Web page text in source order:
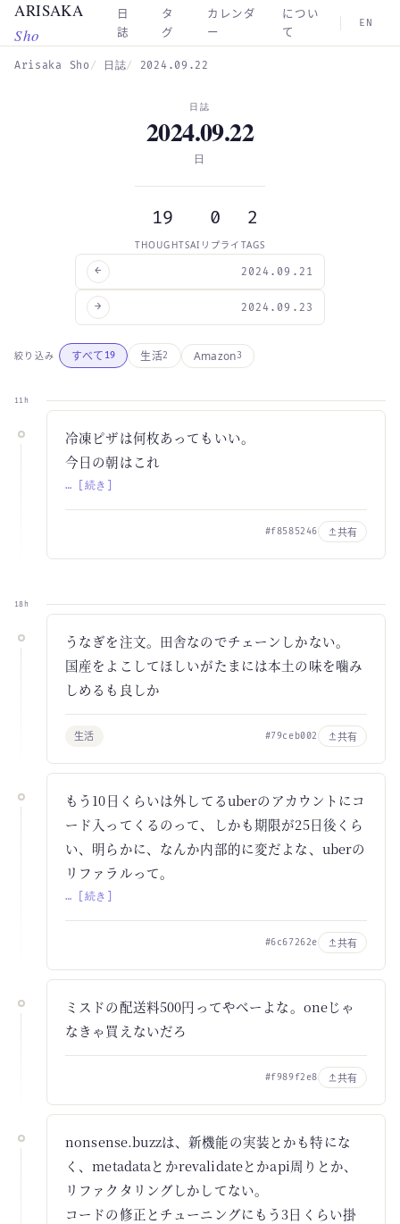
Skip to main content
ARISAKA
Sho
日
誌
タ
グ
カレンダ
ー
につい
て
EN
Arisaka Sho 日誌 2024.09.22
← 2024.09.21
日誌
2024.09.22
日
19
THOUGHTS
0
AIリプライ
2
TAGS
2024.09.23
→
絞り込み すべて 19 生活2 Amazon3
11h
冷凍ピザは何枚あってもいい。
今日の朝はこれ
… [続き]
#f8585246 共有
18h
うなぎを注文。田舎なのでチェーンしかない。
国産をよこしてほしいがたまには本土の味を噛み
しめるも良しか
生活 #79ceb002 共有
もう10日くらいは外してるuberのアカウントにコ
ード入ってくるのって、しかも期限が25日後くら
い、明らかに、なんか内部的に変だよな、uberの
リファラルって。
… [続き]
#6c67262e 共有
ミスドの配送料500円ってやべーよな。oneじゃ
なきゃ買えないだろ
#f989f2e8 共有
nonsense.buzzは、新機能の実装とかも特にな
く、metadataとかrevalidateとかapi周りとか、
リファクタリングしかしてない。
コードの修正とチューニングにもう3日くらい掛